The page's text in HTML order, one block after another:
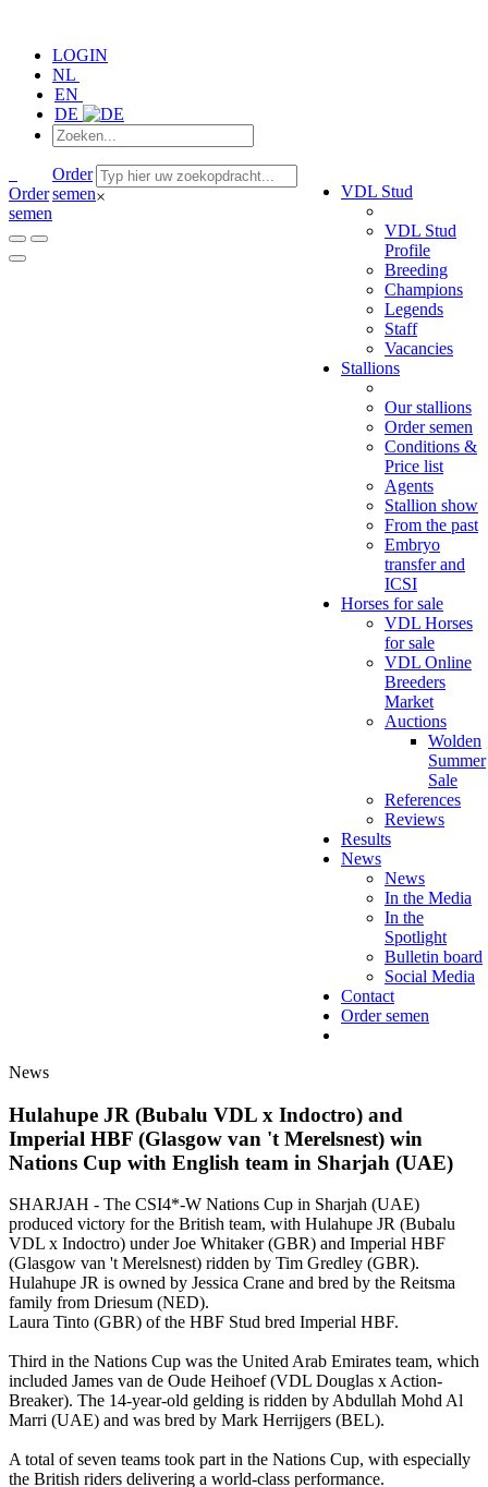
LOGIN
NL
EN
DE
Order
semen
Order
semen× VDL Stud
VDL Stud
Profile
Breeding
Champions
Legends
Staff
Vacancies
Stallions
Our stallions
Order semen
Conditions &
Price list
Agents
Stallion show
From the past
Embryo
transfer and
ICSI
Horses for sale
VDL Horses
for sale
VDL Online
Breeders
Market
Auctions
Wolden
Summer
Sale
References
Reviews
Results
News
News
In the Media
In the
Spotlight
Bulletin board
Social Media
Contact
Order semen
News
Hulahupe JR (Bubalu VDL x Indoctro) and
Imperial HBF (Glasgow van 't Merelsnest) win
Nations Cup with English team in Sharjah (UAE)
SHARJAH - The CSI4*-W Nations Cup in Sharjah (UAE)
produced victory for the British team, with Hulahupe JR (Bubalu
VDL x Indoctro) under Joe Whitaker (GBR) and Imperial HBF
(Glasgow van 't Merelsnest) ridden by Tim Gredley (GBR).
Hulahupe JR is owned by Jessica Crane and bred by the Reitsma
family from Driesum (NED).
Laura Tinto (GBR) of the HBF Stud bred Imperial HBF.
Third in the Nations Cup was the United Arab Emirates team, which
included James van de Oude Heihoef (VDL Douglas x Action-
Breaker). The 14-year-old gelding is ridden by Abdullah Mohd Al
Marri (UAE) and was bred by Mark Herrijgers (BEL).
A total of seven teams took part in the Nations Cup, with especially
the British riders delivering a world-class performance.